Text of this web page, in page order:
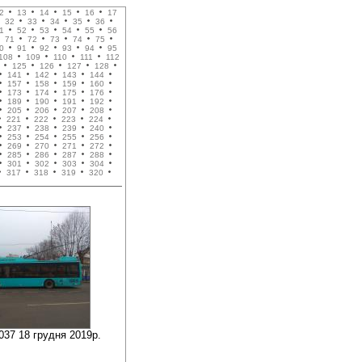
13 14 15 16
17
32 33 34 35
36
52 53 54 55
56
71 72 73 74
75
91 92 93 94
95
108 109 110 111
112
125 126 127
128
141 142 143
144
157 158 159
160
173 174 175
176
189 190 191
192
205 206 207
208
221 222 223
224
237 238 239
240
253 254 255
256
269 270 271
272
285 286 287
288
301 302 303
304
317 318 319
320
18 грудня 2019р.